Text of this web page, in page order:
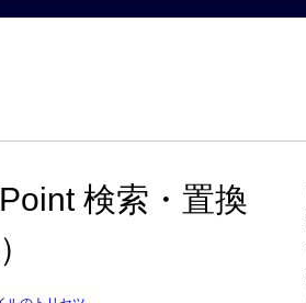
検索・置換